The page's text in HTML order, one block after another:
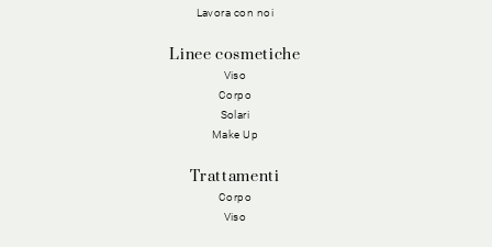
Lavora con noi
Linee cosmetiche
Viso
Corpo
Solari
Make Up
Trattamenti
Corpo
Viso